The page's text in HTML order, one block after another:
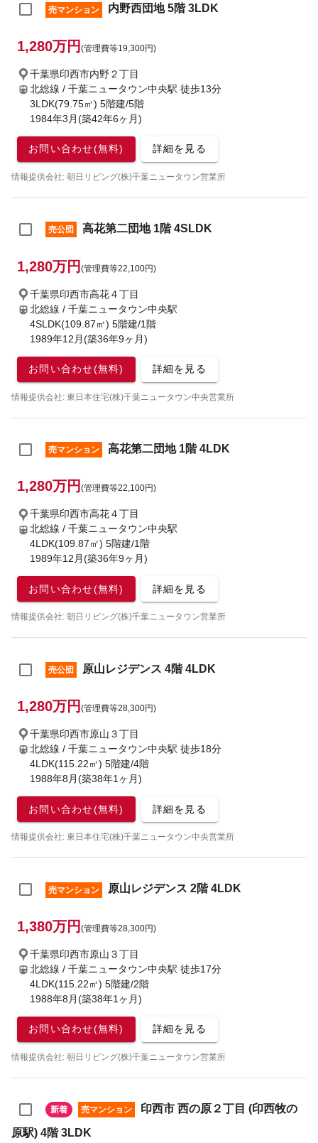
売マンション 内野西団地 5階 3LDK
1,280万円 (管理費等19,300円)
千葉県印西市内野２丁目
北総線 / 千葉ニュータウン中央駅 徒歩13分
3LDK(79.75㎡) 5階建/5階
1984年3月(築42年6ヶ月)
お問い合わせ(無料) 詳細を見る
情報提供会社: 朝日リビング(株)千葉ニュータウン営業所
売公団 高花第二団地 1階 4SLDK
1,280万円 (管理費等22,100円)
千葉県印西市高花４丁目
北総線 / 千葉ニュータウン中央駅
4SLDK(109.87㎡) 5階建/1階
1989年12月(築36年9ヶ月)
お問い合わせ(無料) 詳細を見る
情報提供会社: 東日本住宅(株)千葉ニュータウン中央営業所
売マンション 高花第二団地 1階 4LDK
1,280万円 (管理費等22,100円)
千葉県印西市高花４丁目
北総線 / 千葉ニュータウン中央駅
4LDK(109.87㎡) 5階建/1階
1989年12月(築36年9ヶ月)
お問い合わせ(無料) 詳細を見る
情報提供会社: 朝日リビング(株)千葉ニュータウン営業所
売公団 原山レジデンス 4階 4LDK
1,280万円 (管理費等28,300円)
千葉県印西市原山３丁目
北総線 / 千葉ニュータウン中央駅 徒歩18分
4LDK(115.22㎡) 5階建/4階
1988年8月(築38年1ヶ月)
お問い合わせ(無料) 詳細を見る
情報提供会社: 東日本住宅(株)千葉ニュータウン中央営業所
売マンション 原山レジデンス 2階 4LDK
1,380万円 (管理費等28,300円)
千葉県印西市原山３丁目
北総線 / 千葉ニュータウン中央駅 徒歩17分
4LDK(115.22㎡) 5階建/2階
1988年8月(築38年1ヶ月)
お問い合わせ(無料) 詳細を見る
情報提供会社: 朝日リビング(株)千葉ニュータウン営業所
新着 売マンション
印西市 西の原２丁目 (印西牧の
原駅) 4階 3LDK